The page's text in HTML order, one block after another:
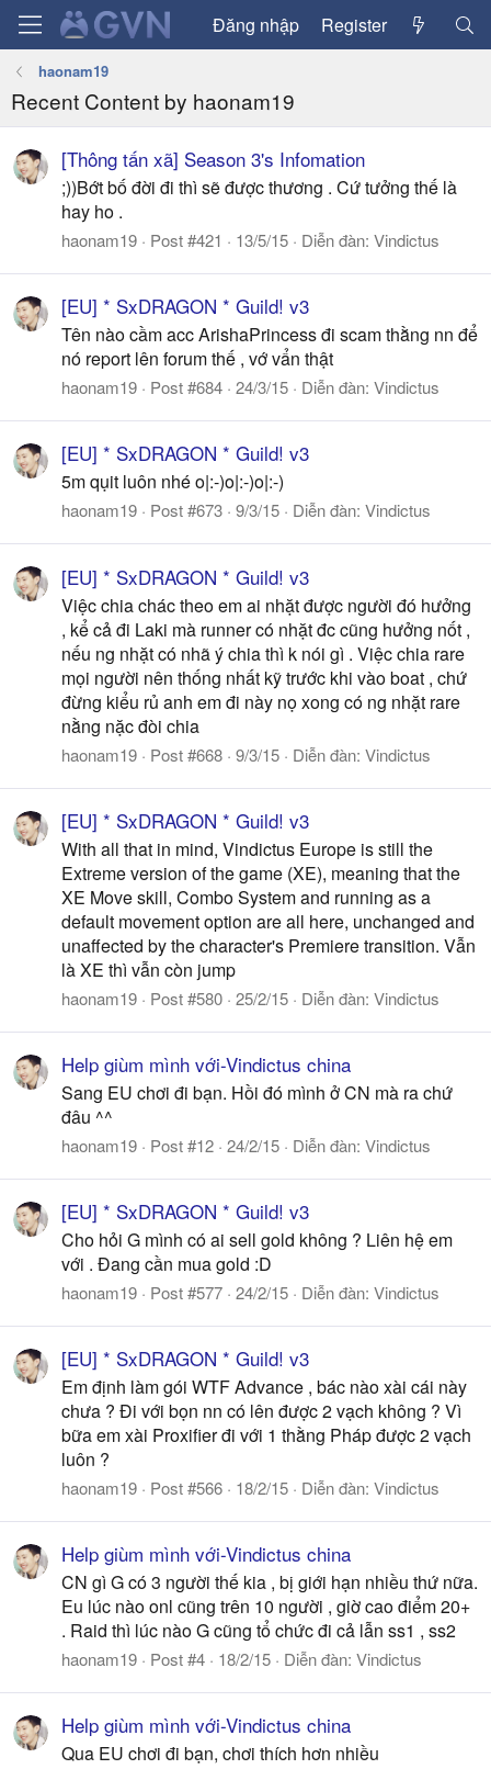
Đăng nhập Register
haonam19
Recent Content by haonam19
[Thông tấn xã] Season 3's Infomation
;))Bớt bố đời đi thì sẽ được thương . Cứ tưởng thế là
hay ho .
haonam19 Post #421 13/5/15 Diễn đàn: Vindictus
[EU] * SxDRAGON * Guild! v3
Tên nào cầm acc ArishaPrincess đi scam thằng nn để
nó report lên forum thế , vớ vẩn thật
haonam19 Post #684 24/3/15 Diễn đàn: Vindictus
[EU] * SxDRAGON * Guild! v3
5m qụit luôn nhé o|:-)o|:-)o|:-)
haonam19 Post #673 9/3/15 Diễn đàn: Vindictus
[EU] * SxDRAGON * Guild! v3
Việc chia chác theo em ai nhặt được người đó hưởng
, kể cả đi Laki mà runner có nhặt đc cũng hưởng nốt ,
nếu ng nhặt có nhã ý chia thì k nói gì . Việc chia rare
mọi người nên thống nhất kỹ trước khi vào boat , chứ
đừng kiểu rủ anh em đi này nọ xong có ng nhặt rare
nằng nặc đòi chia
haonam19 Post #668 9/3/15 Diễn đàn: Vindictus
[EU] * SxDRAGON * Guild! v3
With all that in mind, Vindictus Europe is still the
Extreme version of the game (XE), meaning that the
XE Move skill, Combo System and running as a
default movement option are all here, unchanged and
unaffected by the character's Premiere transition. Vẫn
là XE thì vẫn còn jump
haonam19 Post #580 25/2/15 Diễn đàn: Vindictus
Help giùm mình với-Vindictus china
Sang EU chơi đi bạn. Hồi đó mình ở CN mà ra chứ
đâu ^^
haonam19 Post #12 24/2/15 Diễn đàn: Vindictus
[EU] * SxDRAGON * Guild! v3
Cho hỏi G mình có ai sell gold không ? Liên hệ em
với . Đang cần mua gold :D
haonam19 Post #577 24/2/15 Diễn đàn: Vindictus
[EU] * SxDRAGON * Guild! v3
Em định làm gói WTF Advance , bác nào xài cái này
chưa ? Đi với bọn nn có lên được 2 vạch không ? Vì
bữa em xài Proxifier đi với 1 thằng Pháp được 2 vạch
luôn ?
haonam19 Post #566 18/2/15 Diễn đàn: Vindictus
Help giùm mình với-Vindictus china
CN gì G có 3 người thế kia , bị giới hạn nhiều thứ nữa.
Eu lúc nào onl cũng trên 10 người , giờ cao điểm 20+
. Raid thì lúc nào G cũng tổ chức đi cả lẫn ss1 , ss2
haonam19 Post #4 18/2/15 Diễn đàn: Vindictus
Help giùm mình với-Vindictus china
Qua EU chơi đi bạn, chơi thích hơn nhiều